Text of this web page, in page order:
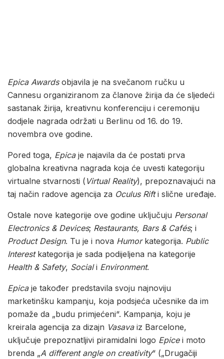
Epica Awardsobjavila je na svečanom ručku u
Cannesu organiziranom za članove žirija da će sljedeći
sastanak žirija, kreativnu konferenciju i ceremoniju
dodjele nagrada održati u Berlinu od 16. do 19.
novembra ove godine.
Pored toga, Epicaje najavila da će postati prva
globalna kreativna nagrada koja će uvesti kategoriju
virtualne stvarnosti ( Virtual Reality), prepoznavajući na
taj način radove agencija za Oculus Rifti slične uređaje.
Ostale nove kategorije ove godine uključuju Personal
Electronics & Devices; Restaurants, Bars & Cafés; i
Product Design. Tu je i nova Humorkategorija. Public
Interestkategorija je sada podijeljena na kategorije
Health & Safety, Sociali Environment.
Epicaje također predstavila svoju najnoviju
marketinšku kampanju, koja podsjeća učesnike da im
pomaže da „budu primjećeni“. Kampanja, koju je
kreirala agencija za dizajn Vasavaiz Barcelone,
uključuje prepoznatljivi piramidalni logo Epicei moto
brenda „A different angle on creativity“ („Drugačiji